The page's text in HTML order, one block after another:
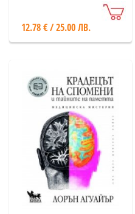
12.78 € / 25.00 ЛВ.